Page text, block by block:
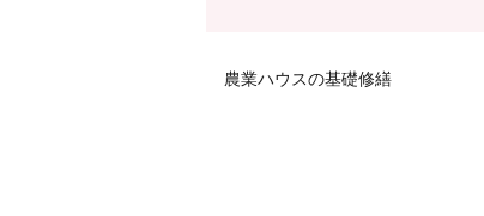
農業ハウスの基礎修繕